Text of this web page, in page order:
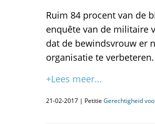
Ruim 84 procent van de
enquête van de militaire
dat de bewindsvrouw er
organisatie te verbeteren.
+Lees meer...
21-02-2017 | Petitie Gerechtigheid